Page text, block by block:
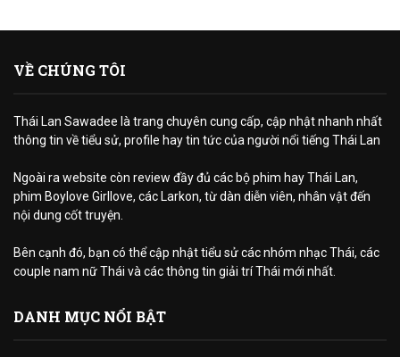
VỀ CHÚNG TÔI
Thái Lan Sawadee là trang chuyên cung cấp, cập nhật nhanh nhất
thông tin về tiểu sử, profile hay tin tức của người nổi tiếng Thái Lan
Ngoài ra website còn review đầy đủ các bộ phim hay Thái Lan,
phim Boylove Girllove, các Larkon, từ dàn diễn viên, nhân vật đến
nội dung cốt truyện.
Bên cạnh đó, bạn có thể cập nhật tiểu sử các nhóm nhạc Thái, các
couple nam nữ Thái và các thông tin giải trí Thái mới nhất.
DANH MỤC NỔI BẬT